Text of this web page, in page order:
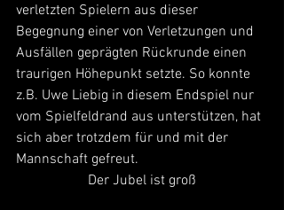
verletzten Spielern aus dieser
Begegnung einer von Verletzungen und
Ausfällen geprägten Rückrunde einen
traurigen Höhepunkt setzte. So konnte
z.B. Uwe Liebig in diesem Endspiel nur
vom Spielfeldrand aus unterstützen, hat
sich aber trotzdem für und mit der
Mannschaft gefreut.
Der Jubel ist groß